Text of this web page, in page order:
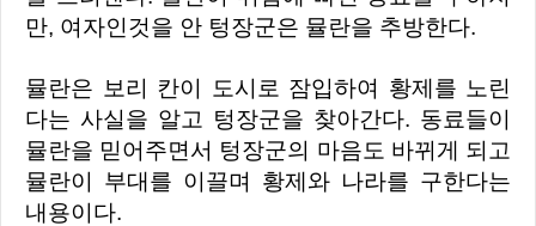
만, 여자인것을 안 텅장군은 뮬란을 추방한다.
뮬란은 보리 칸이 도시로 잠입하여 황제를 노린
다는 사실을 알고 텅장군을 찾아간다. 동료들이
뮬란을 믿어주면서 텅장군의 마음도 바뀌게 되고
뮬란이 부대를 이끌며 황제와 나라를 구한다는
내용이다.